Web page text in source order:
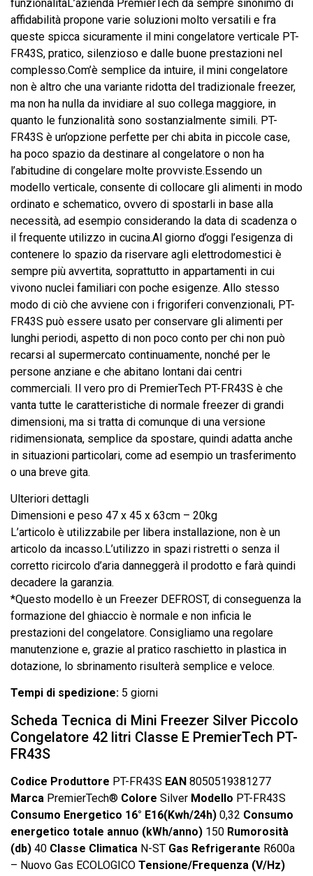
funzionalitàL’azienda PremierTech da sempre sinonimo di
affidabilità propone varie soluzioni molto versatili e fra
queste spicca sicuramente il mini congelatore verticale PT-
FR43S, pratico, silenzioso e dalle buone prestazioni nel
complesso.Com’è semplice da intuire, il mini congelatore
non è altro che una variante ridotta del tradizionale freezer,
ma non ha nulla da invidiare al suo collega maggiore, in
quanto le funzionalità sono sostanzialmente simili. PT-
FR43S è un’opzione perfette per chi abita in piccole case,
ha poco spazio da destinare al congelatore o non ha
l’abitudine di congelare molte provviste.Essendo un
modello verticale, consente di collocare gli alimenti in modo
ordinato e schematico, ovvero di spostarli in base alla
necessità, ad esempio considerando la data di scadenza o
il frequente utilizzo in cucina.Al giorno d’oggi l’esigenza di
contenere lo spazio da riservare agli elettrodomestici è
sempre più avvertita, soprattutto in appartamenti in cui
vivono nuclei familiari con poche esigenze. Allo stesso
modo di ciò che avviene con i frigoriferi convenzionali, PT-
FR43S può essere usato per conservare gli alimenti per
lunghi periodi, aspetto di non poco conto per chi non può
recarsi al supermercato continuamente, nonché per le
persone anziane e che abitano lontani dai centri
commerciali. Il vero pro di PremierTech PT-FR43S è che
vanta tutte le caratteristiche di normale freezer di grandi
dimensioni, ma si tratta di comunque di una versione
ridimensionata, semplice da spostare, quindi adatta anche
in situazioni particolari, come ad esempio un trasferimento
o una breve gita.
Ulteriori dettagli
Dimensioni e peso 47 x 45 x 63cm – 20kg
L’articolo è utilizzabile per libera installazione, non è un
articolo da incasso.L’utilizzo in spazi ristretti o senza il
corretto ricircolo d’aria danneggerà il prodotto e farà quindi
decadere la garanzia.
*Questo modello è un Freezer DEFROST, di conseguenza la
formazione del ghiaccio è normale e non inficia le
prestazioni del congelatore. Consigliamo una regolare
manutenzione e, grazie al pratico raschietto in plastica in
dotazione, lo sbrinamento risulterà semplice e veloce.
Tempi di spedizione: 5 giorni
Scheda Tecnica di Mini Freezer Silver Piccolo
Congelatore 42 litri Classe E PremierTech PT-
FR43S
Codice Produttore PT-FR43S EAN 8050519381277
Marca PremierTech® Colore Silver Modello PT-FR43S
Consumo Energetico 16° E16(Kwh/24h) 0,32 Consumo
energetico totale annuo (kWh/anno) 150 Rumorosità
(db) 40 Classe Climatica N-ST Gas Refrigerante R600a
– Nuovo Gas ECOLOGICO Tensione/Frequenza (V/Hz)